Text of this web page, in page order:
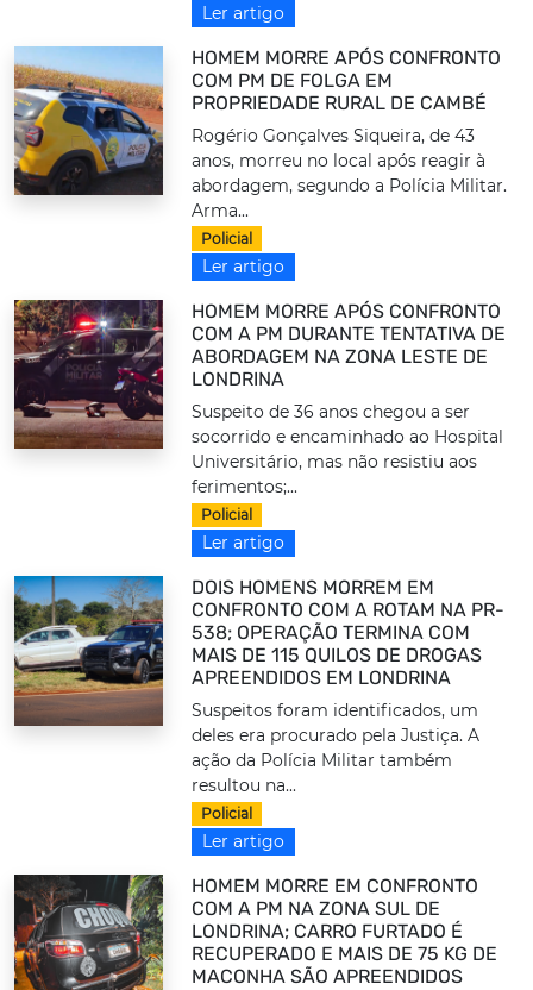
Ler artigo
HOMEM MORRE APÓS CONFRONTO
COM PM DE FOLGA EM
PROPRIEDADE RURAL DE CAMBÉ
Rogério Gonçalves Siqueira, de 43
anos, morreu no local após reagir à
abordagem, segundo a Polícia Militar.
Arma...
Policial
Ler artigo
HOMEM MORRE APÓS CONFRONTO
COM A PM DURANTE TENTATIVA DE
ABORDAGEM NA ZONA LESTE DE
LONDRINA
Suspeito de 36 anos chegou a ser
socorrido e encaminhado ao Hospital
Universitário, mas não resistiu aos
ferimentos;...
Policial
Ler artigo
DOIS HOMENS MORREM EM
CONFRONTO COM A ROTAM NA PR-
538; OPERAÇÃO TERMINA COM
MAIS DE 115 QUILOS DE DROGAS
APREENDIDOS EM LONDRINA
Suspeitos foram identificados, um
deles era procurado pela Justiça. A
ação da Polícia Militar também
resultou na...
Policial
Ler artigo
HOMEM MORRE EM CONFRONTO
COM A PM NA ZONA SUL DE
LONDRINA; CARRO FURTADO É
RECUPERADO E MAIS DE 75 KG DE
MACONHA SÃO APREENDIDOS